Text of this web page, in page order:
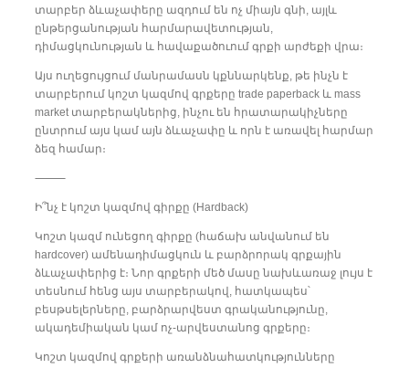
տարբեր ձևաչափերը ազդում են ոչ միայն գնի, այլև
ընթերցանության հարմարավետության,
դիմացկունության և հավաքածուում գրքի արժեքի վրա։
Այս ուղեցույցում մանրամասն կքննարկենք, թե ինչն է
տարբերում կոշտ կազմով գրքերը trade paperback և mass
market տարբերակներից, ինչու են հրատարակիչները
ընտրում այս կամ այն ձևաչափը և որն է առավել հարմար
ձեզ համար։
⸻
Ի՞նչ է կոշտ կազմով գիրքը (Hardback)
Կոշտ կազմ ունեցող գիրքը (հաճախ անվանում են
hardcover) ամենադիմացկուն և բարձրորակ գրքային
ձևաչափերից է։ Նոր գրքերի մեծ մասը նախևառաջ լույս է
տեսնում հենց այս տարբերակով, հատկապես՝
բեսթսելերները, բարձրարվեստ գրականությունը,
ակադեմիական կամ ոչ-արվեստանոց գրքերը։
Կոշտ կազմով գրքերի առանձնահատկությունները